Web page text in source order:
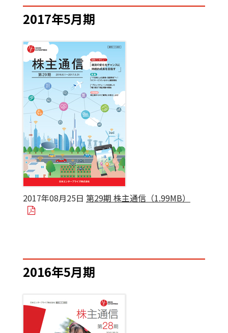
2017年5月期
2017年08月25日 第29期 株主通信（1.99MB）
2016年5月期